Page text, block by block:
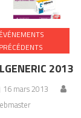
ÉVÉNEMENTS
PRÉCÉDENTS
2013
16 mars 2013